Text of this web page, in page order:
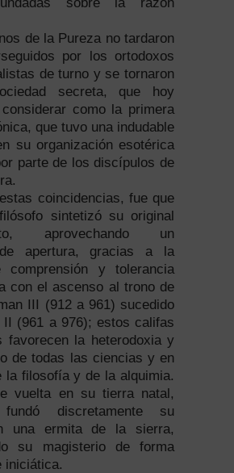
de la Pureza no tardaron
por los ortodoxos
de turno y se tornaron
secreta, que hoy
como la primera
que tuvo una indudable
su organización esotérica
parte de los discípulos de
coincidencias, fue que
sintetizó su original
aprovechando un
apertura, gracias a la
comprensión y tolerancia
con el ascenso al trono de
III (912 a 961) sucedido
II (961 a 976); estos califas
favorecen la heterodoxia y
de todas las ciencias y en
la filosofía y de la alquimia.
vuelta en su tierra natal,
fundó discretamente su
una ermita de la sierra,
su magisterio de forma
iniciática.